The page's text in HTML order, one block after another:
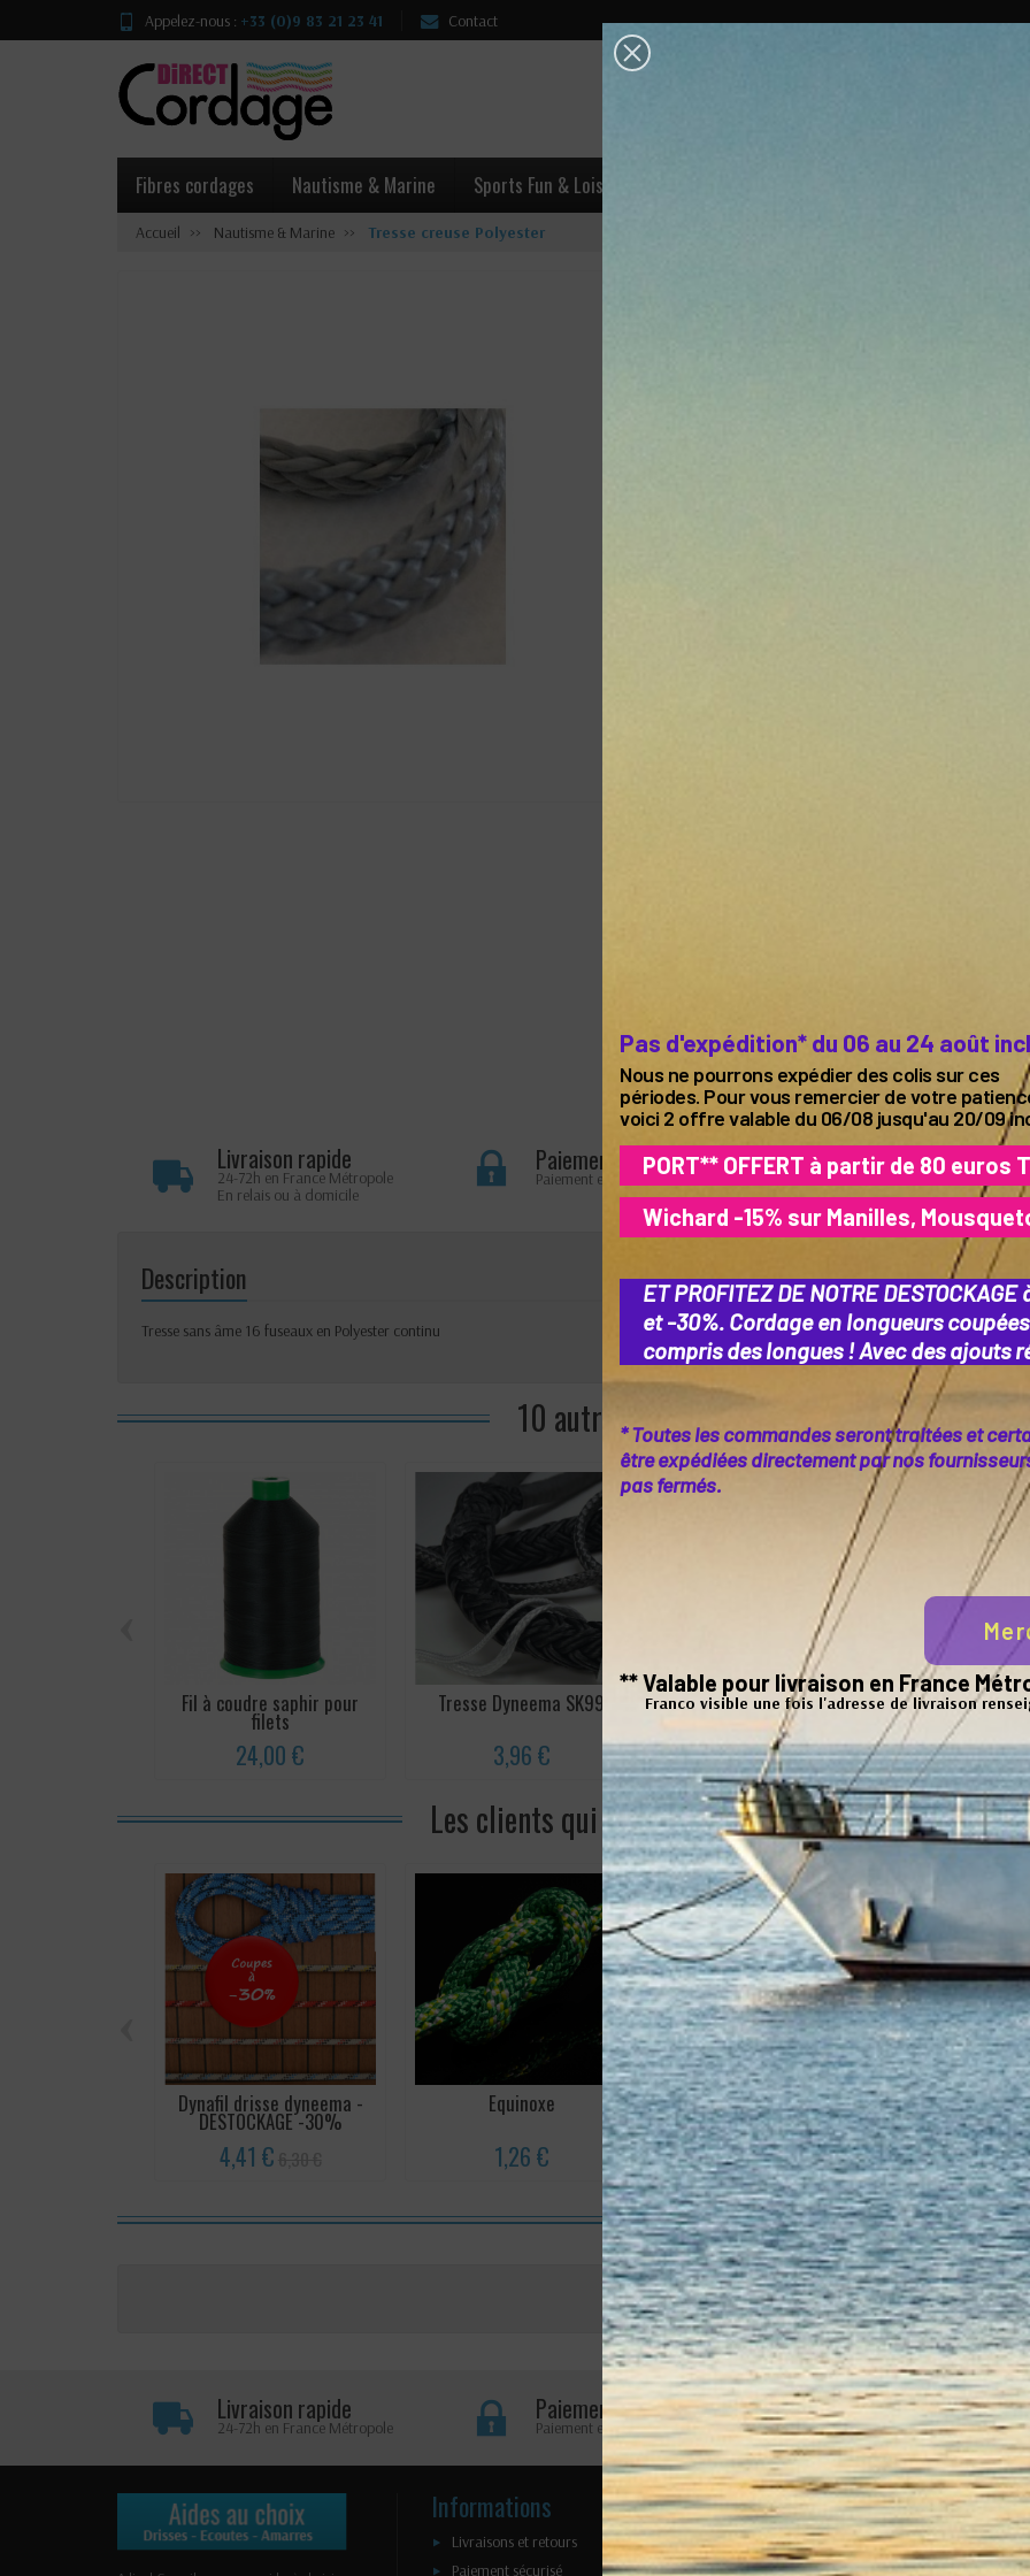
Appelez-nous : +33 (0)9 83 21 23 41 Contact
Fibres cordages Nautisme & Marine Sports Fun & Loisirs
Accueil Nautisme & Marine Tresse creuse Polyester
Tresse creuse en polyester pour lazy jack et bouts de
Livraison rapide
24-72h en France Métropole
En relais ou à domicile
Paiement sécurisé
Paiement en ligne 100% sécurisé
Retours faciles
Retours possibles pendant
Description
Tresse sans âme 16 fuseaux en Polyester continu
10 autres produits dans la même catégorie :
Fil à coudre saphir pour
filets
24,00 €
Tresse Dyneema SK99
3,96 €
Pack amarre Black Pearl
Polyester
32,04 €
Surgaine
Les clients qui ont acheté ce produit ont également
Dynafil drisse dyneema -
DESTOCKAGE -30%
4,41 €
Equinoxe
1,26 €
Ecrous à oeil Inox
7,80 €
modèle
8,21 €
Avis (0)
Aucun avis n'a été publié pour le moment.
Livraison rapide
24-72h en France Métropole
Paiement sécurisé
Paiement en ligne 100% sécurisé
Retours faciles
Retours possibles
Informations
Livraisons et retours
Paiement sécurisé
Nos produits
Cordages
Accastillage
Notre
Mentions
Plan du site
Nous ne pourrons expédier des colis sur ces
périodes. Pour vous remercier de votre
voici 2 offre valable du 06/08 jusqu'au 20/09
PORT** OFFERT à partir de 80 euros
Wichard -15% sur Manilles,
ET PROFITEZ DE NOTRE DESTOCKAGE
et -30%. Cordage en longueurs
compris des longues ! Avec des ajouts
* Toutes les commandes seront traitées et
être expédiées directement par nos
pas fermés.
** Valable pour livraison en France
Pas d'expédition* du 06 au 24 août
Franco visible une fois l'adresse de livraison